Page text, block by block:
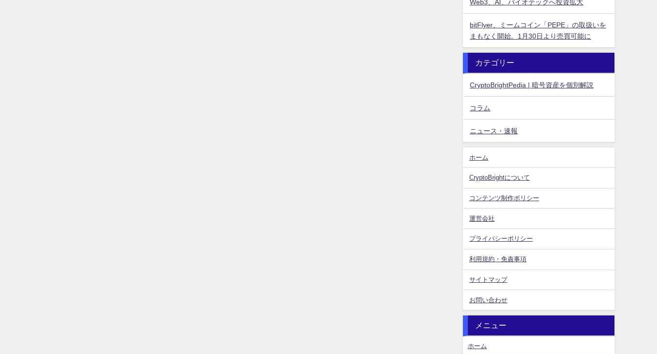
Web3、AI、バイオテックへ投資拡大
bitFlyer、ミームコイン「PEPE」の取扱いを
まもなく開始。1月30日より売買可能に
カテゴリー
CryptoBrightPedia | 暗号資産を個別解説
コラム
ニュース・速報
ホーム
CryptoBrightについて
コンテンツ制作ポリシー
運営会社
プライバシーポリシー
利用規約・免責事項
サイトマップ
お問い合わせ
メニュー
ホーム